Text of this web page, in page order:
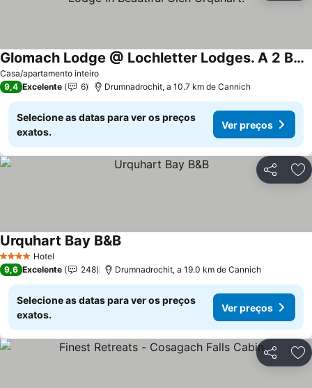
Casa/apartamento inteiro
Glomach Lodge @ Lochletter Lodges. A 2 Bedroom Lodge In Beautiful Glen Urquhart.
9,4 Excelente 6 Drumnadrochit, a 10.7 km de Cannich
Selecione as datas para ver os preços
exatos.
Ver preços
Partilhar
4 EstrelasHotel
Urquhart Bay B&B
9,6 Excelente 248 Drumnadrochit, a 19.0 km de Cannich
Selecione as datas para ver os preços
exatos.
Ver preços
Partilhar